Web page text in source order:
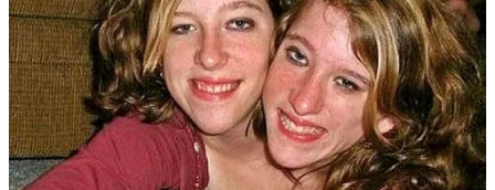
Ditulis olehKontributor
Penyuka detail yang percaya bahwa setiap tulisan punya nyawa.
Bertugas merangkai ide menjadi cerita yang mengalir, memastikan
setiap titik dan koma berada di tempat yang tepat untuk kenyamanan
membacamu
Komentar ( 0)